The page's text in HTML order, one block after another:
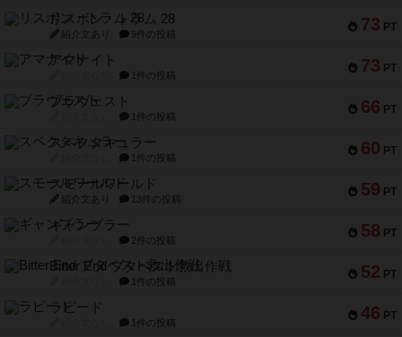
73 PT
リスボン・トラム 28
紹介文あり 9件の投稿
73 PT
アマナイト
1件の投稿
66 PT
ブラヴェスト
1件の投稿
60 PT
スペクタキュラー
1件の投稿
59 PT
スモールワールド
紹介文あり 13件の投稿
58 PT
ギャンブラー
2件の投稿
52 PT
Bitter End ブタペスト救出作戦
1件の投稿
46 PT
ラピード
1件の投稿